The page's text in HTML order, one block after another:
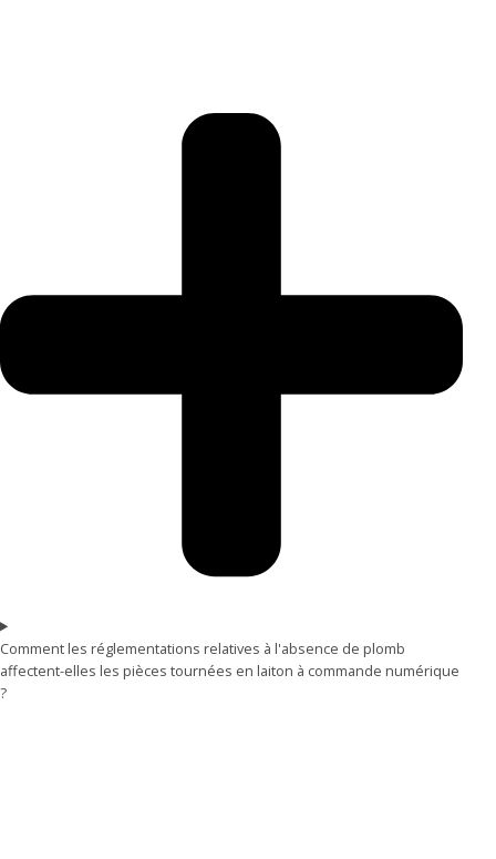
Comment les réglementations relatives à l'absence de plomb
affectent-elles les pièces tournées en laiton à commande numérique
?